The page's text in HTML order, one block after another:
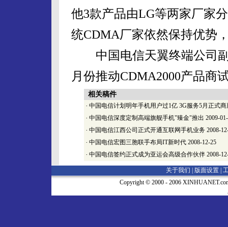
他3款产品由LG等两家厂家
统CDMA厂家依然保持优势
中国电信天翼终端公司副
月份推动CDMA2000产品商
相关稿件
· 中国电信计划明年手机用户过1亿 3G服务5月正式商
· 中国电信深度定制高端旗舰手机"臻金"推出 2009-
· 中国电信江西公司正式开通互联网手机业务 2008-
· 中国电信宏图三胞联手布局IT新时代 2008-12-25
· 中国电信签约正式成为亚运会高级合作伙伴 2008-
关于我们 | 版面设置
Copyright © 2000 - 2006